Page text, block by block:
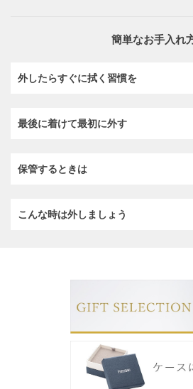
簡単なお手入れ
外したらすぐに拭く習慣を
最後に着けて最初に外す
保管するときは
こんな時は外しましょう